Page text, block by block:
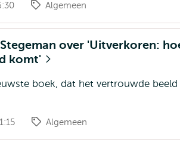
Algemeen
over 'Uitverkoren:
komt'
boek, dat het vertrouwde beeld
Algemeen